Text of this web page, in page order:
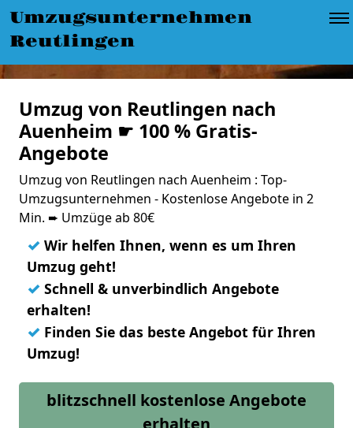
Umzugsunternehmen
Reutlingen
Umzug von Reutlingen nach
Auenheim ☛ 100 % Gratis-
Angebote
Umzug von Reutlingen nach Auenheim : Top-
Umzugsunternehmen - Kostenlose Angebote in 2
Min. ➨ Umzüge ab 80€
✓ Wir helfen Ihnen, wenn es um Ihren
Umzug geht!
✓ Schnell & unverbindlich Angebote
erhalten!
✓ Finden Sie das beste Angebot für Ihren
Umzug!
blitzschnell kostenlose Angebote
erhalten